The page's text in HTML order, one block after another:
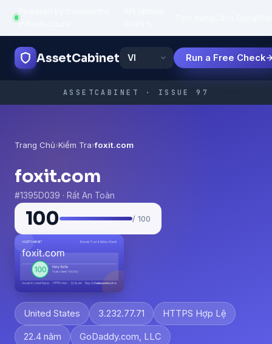
infrastructure
AssetCabinet Run a Free Check
ASSETCABINET · ISSUE 97
Trang Chủ›Kiểm Tra›foxit.com
foxit.com
#1395D039 · Rất An Toàn
100 / 100
United States 3.232.77.71 HTTPS Hợp Lệ
22.4 năm GoDaddy.com, LLC